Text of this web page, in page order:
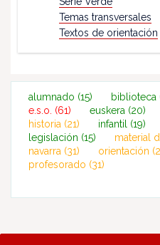
Temas transversales
Textos de orientación
alumnado (15) biblioteca
e.s.o. (61) euskera (20)
historia (21) infantil (19)
legislación (15) material
navarra (31) orientación
profesorado (31)